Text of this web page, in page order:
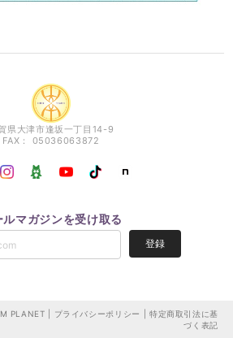
県大津市逢坂一丁目14-9
FAX： 05036063872
ルマガジンを受け取る
登録
PLANET | プライバシーポリシー
特定商取引法に基
づく表記